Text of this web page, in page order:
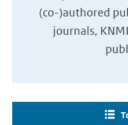
(co-)authored
journals,